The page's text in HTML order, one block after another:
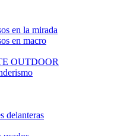
en la mirada
en macro
OUTDOOR
delanteras